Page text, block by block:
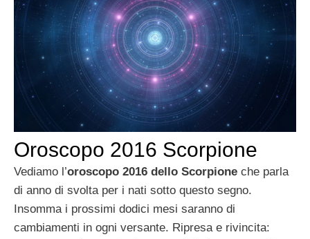
Oroscopo 2016 Scorpione
Vediamo l’oroscopo 2016 dello Scorpione che parla
di anno di svolta per i nati sotto questo segno.
Insomma i prossimi dodici mesi saranno di
cambiamenti in ogni versante. Ripresa e rivincita: